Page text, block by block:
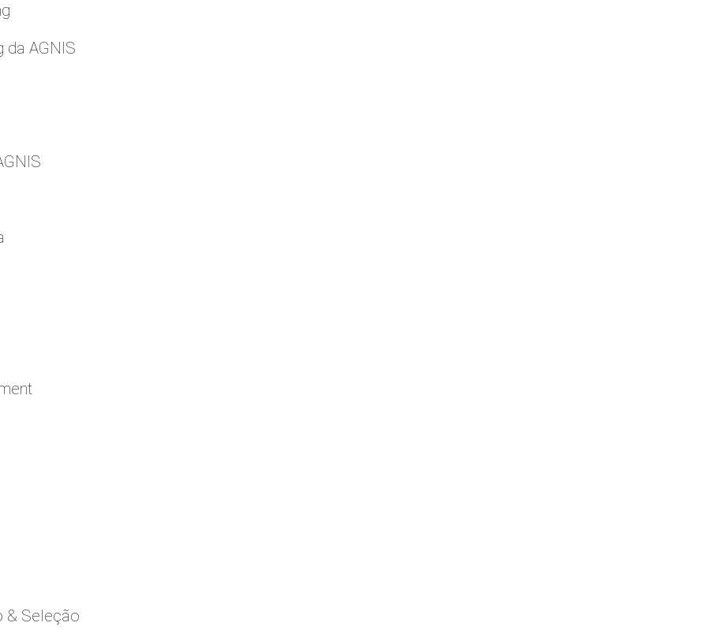
da AGNIS
& Seleção